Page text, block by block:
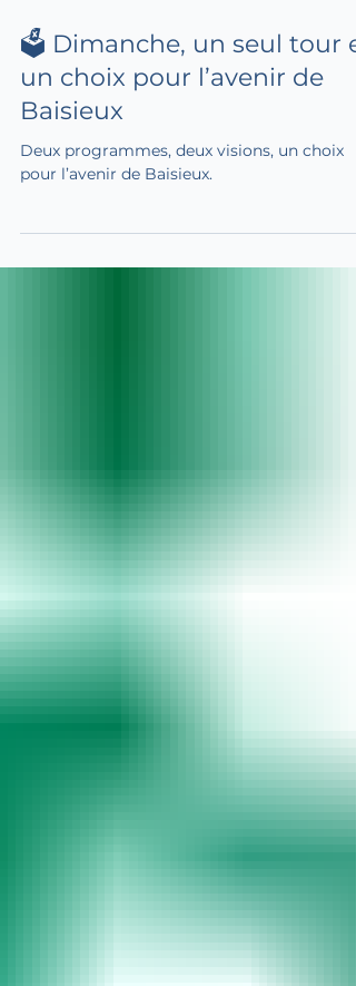
13 mars 1 min de lecture
🗳️ Dimanche, un seul tour
un choix pour l’avenir de
Baisieux